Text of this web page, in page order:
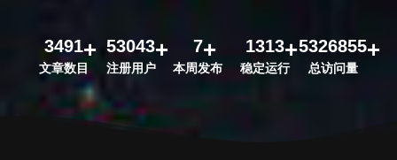
3491
文章数目
53043
注册用户
7
本周发布
1313
稳定运行
5326855
总访问量